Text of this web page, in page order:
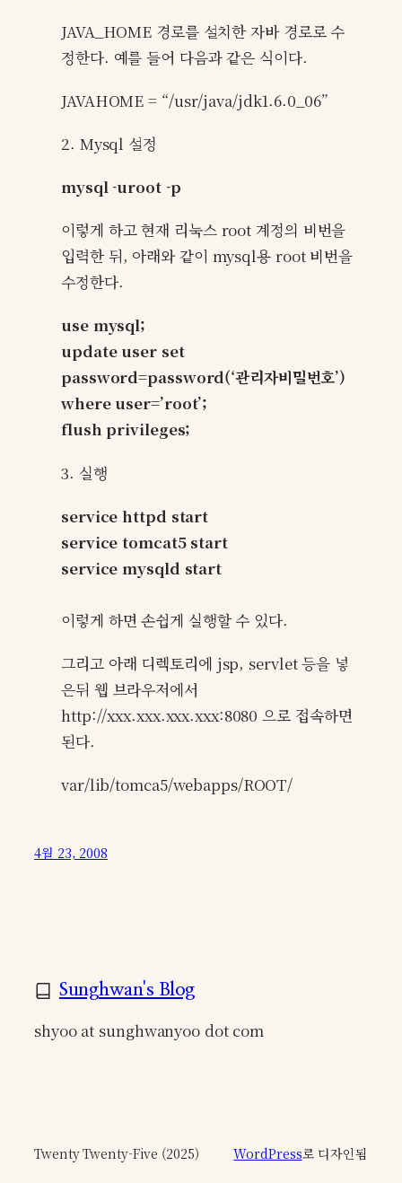
JAVA_HOME 경로를 설치한 자바 경로로 수
정한다. 예를 들어 다음과 같은 식이다.
JAVAHOME = “/usr/java/jdk1.6.0_06”
2. Mysql 설정
mysql -uroot -p
이렇게 하고 현재 리눅스 root 계정의 비번을
입력한 뒤, 아래와 같이 mysql용 root 비번을
수정한다.
use mysql;
update user set
password=password(‘관리자비밀번호’)
where user=’root’;
flush privileges;
3. 실행
service httpd start
service tomcat5 start
service mysqld start
이렇게 하면 손쉽게 실행할 수 있다.
그리고 아래 디렉토리에 jsp, servlet 등을 넣
은뒤 웹 브라우저에서
http://xxx.xxx.xxx.xxx:8080 으로 접속하면
된다.
var/lib/tomca5/webapps/ROOT/
4월 23, 2008
Sunghwan's Blog
shyoo at sunghwanyoo dot com
Twenty Twenty-Five (2025) WordPress로 디자인됨